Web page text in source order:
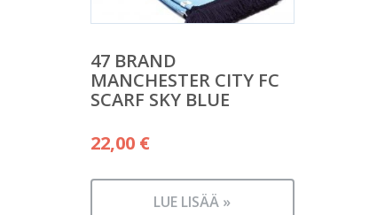
47 BRAND
MANCHESTER CITY FC
SCARF SKY BLUE
22,00 €
LUE LISÄÄ »